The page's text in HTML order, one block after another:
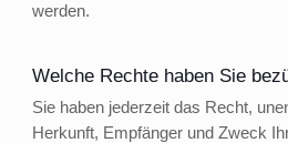
werden.
Welche Rechte haben Sie
Sie haben jederzeit das Recht,
Herkunft, Empfänger und Zweck